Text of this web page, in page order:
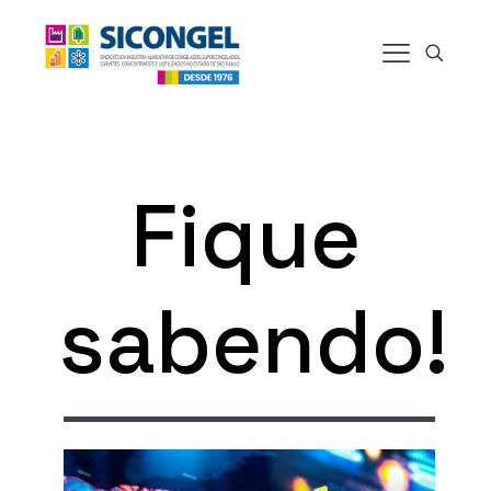
Fique
sabendo!
14 de janeiro de 2026
Ano novo, ritmo velho?